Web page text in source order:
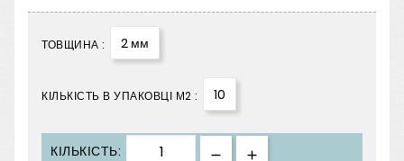
ТОВЩИНА : 2 мм
КІЛЬКІСТЬ В УПАКОВЦІ М2 : 10
КІЛЬКІСТЬ: